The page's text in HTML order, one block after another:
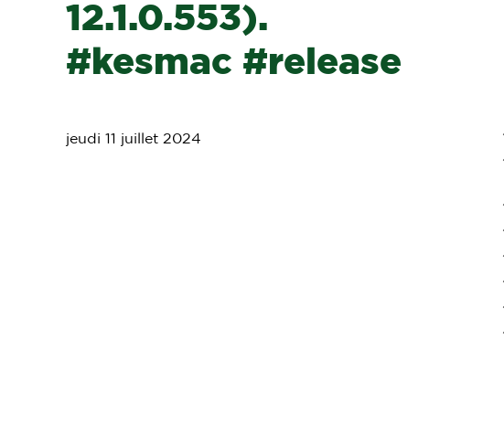
12.1.0.553).
#kesmac #release
jeudi 11 juillet 2024